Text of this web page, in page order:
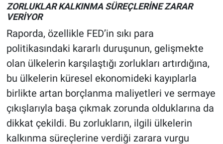
ZORLUKLAR KALKINMA SÜREÇLERİNE ZARAR
VERİYOR
Raporda, özellikle FED’in sıkı para
politikasındaki kararlı duruşunun, gelişmekte
olan ülkelerin karşılaştığı zorlukları artırdığına,
bu ülkelerin küresel ekonomideki kayıplarla
birlikte artan borçlanma maliyetleri ve sermaye
çıkışlarıyla başa çıkmak zorunda olduklarına da
dikkat çekildi. Bu zorlukların, ilgili ülkelerin
kalkınma süreçlerine verdiği zarara vurgu